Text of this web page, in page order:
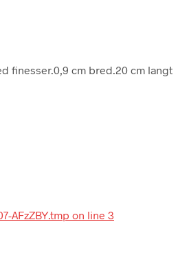
finesser.0,9 cm bred.20 cm langt
AFzZBY.tmp on line 3